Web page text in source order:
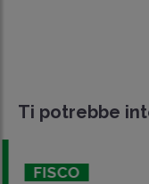
Ti potrebbe
FISCO